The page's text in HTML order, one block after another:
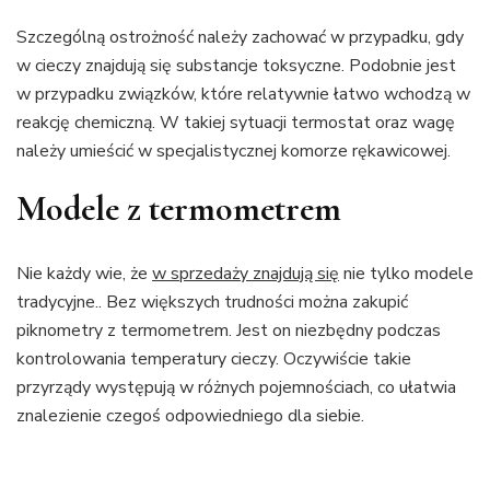
Szczególną ostrożność należy zachować w przypadku, gdy
w cieczy znajdują się substancje toksyczne. Podobnie jest
w przypadku związków, które relatywnie łatwo wchodzą w
reakcję chemiczną. W takiej sytuacji termostat oraz wagę
należy umieścić w specjalistycznej komorze rękawicowej.
Modele z termometrem
Nie każdy wie, że w sprzedaży znajdują się nie tylko modele
tradycyjne.. Bez większych trudności można zakupić
piknometry z termometrem. Jest on niezbędny podczas
kontrolowania temperatury cieczy. Oczywiście takie
przyrządy występują w różnych pojemnościach, co ułatwia
znalezienie czegoś odpowiedniego dla siebie.